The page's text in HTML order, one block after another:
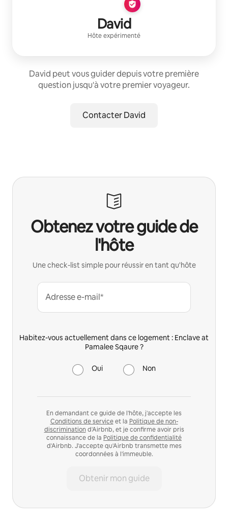
David
Hôte expérimenté
David peut vous guider depuis votre première
question jusqu'à votre premier voyageur.
Contacter David
Obtenez votre guide de
l'hôte
Une check-list simple pour réussir en tant qu'hôte
Adresse e-mail*
Habitez-vous actuellement dans ce logement : Enclave at
Pamalee Sqaure ?
Oui Non
En demandant ce guide de l'hôte, j'accepte les
Conditions de serviceet la Politique de non-
discrimination d'Airbnb, et je confirme avoir pris
connaissance de la Politique de confidentialité
d'Airbnb. J'accepte qu'Airbnb transmette mes
coordonnées à l'immeuble.
Obtenir mon guide